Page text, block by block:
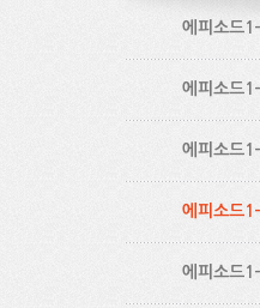
에피소드1-
에피소드
에피소드
에피소드
에피소드